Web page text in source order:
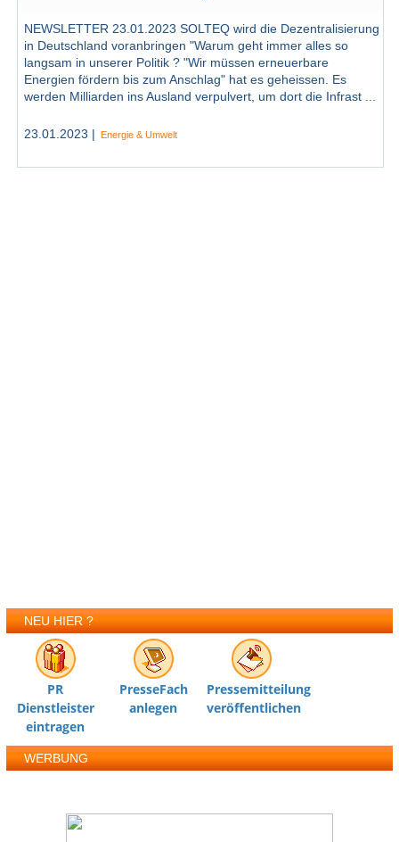
NEWSLETTER 23.01.2023 SOLTEQ wird die Dezentralisierung
in Deutschland voranbringen "Warum geht immer alles so
langsam in unserer Politik ? "Wir müssen erneuerbare
Energien fördern bis zum Anschlag" hat es geheissen. Es
werden Milliarden ins Ausland verpulvert, um dort die Infrast ...
23.01.2023 | Energie & Umwelt
NEU HIER ?
PR
Dienstleister
eintragen
PresseFach
anlegen
Pressemitteilung
veröffentlichen
WERBUNG